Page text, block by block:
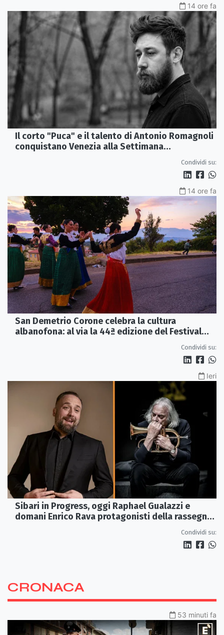
14 ore fa
Il corto "Puca" e il talento di Antonio Romagnoli
conquistano Venezia alla Settimana
Condividi su:
14 ore fa
San Demetrio Corone celebra la cultura
albanofona: al via la 44ª edizione del Festival
Condividi su:
Ieri
Sibari in Progress, oggi Raphael Gualazzi e
domani Enrico Rava protagonisti della rassegna
Condividi su:
CRONACA
53 minuti fa